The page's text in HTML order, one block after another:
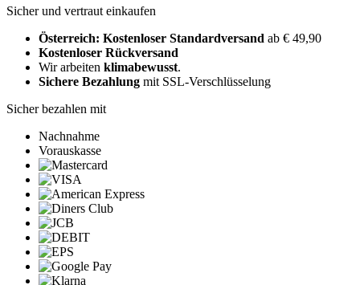
Sicher und vertraut einkaufen
Österreich: Kostenloser Standardversand ab € 49,90
Kostenloser Rückversand
Wir arbeiten klimabewusst.
Sichere Bezahlung mit SSL-Verschlüsselung
Sicher bezahlen mit
Nachnahme
Vorauskasse